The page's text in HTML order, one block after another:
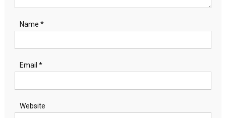
Name *
Email *
Website